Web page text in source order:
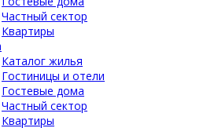
Частный сектор
Квартиры
Каталог жилья
Гостиницы и отели
Гостевые дома
Частный сектор
Квартиры